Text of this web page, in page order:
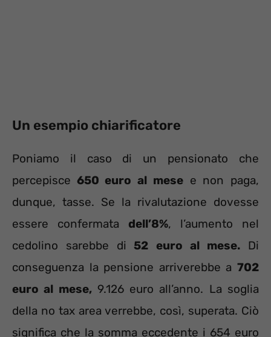
Un esempio chiarificatore
Poniamo il caso di un pensionato che
percepisce 650 euro al mesee non paga,
dunque, tasse. Se la rivalutazione dovesse
essere confermata dell’8%, l’aumento nel
cedolino sarebbe di 52 euro al mese.Di
conseguenza la pensione arriverebbe a 702
euro al mese,9.126 euro all’anno. La soglia
della no tax area verrebbe, così, superata. Ciò
significa che la somma eccedente i 654 euro